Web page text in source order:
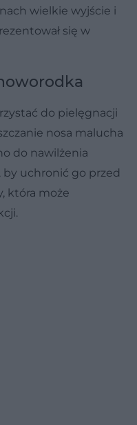
wielkie wyjście i
się w
do pielęgnacji
nosa malucha
do nawilżenia
by uchronić go przed
która może